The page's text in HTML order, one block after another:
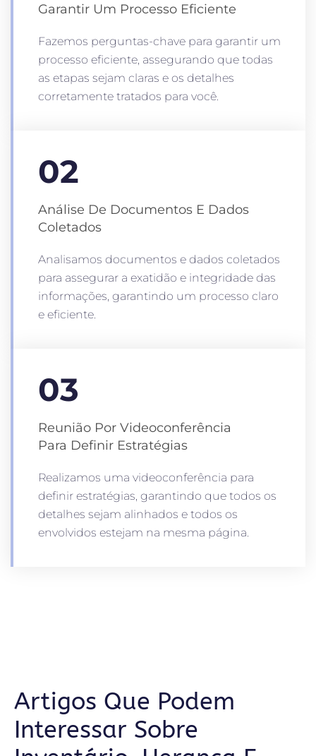
Garantir Um Processo Eficiente
Fazemos perguntas-chave para garantir um
processo eficiente, assegurando que todas
as etapas sejam claras e os detalhes
corretamente tratados para você.
02
Análise De Documentos E Dados
Coletados
Analisamos documentos e dados coletados
para assegurar a exatidão e integridade das
informações, garantindo um processo claro
e eficiente.
03
Reunião Por Videoconferência
Para Definir Estratégias
Realizamos uma videoconferência para
definir estratégias, garantindo que todos os
detalhes sejam alinhados e todos os
envolvidos estejam na mesma página.
Artigos Que Podem
Interessar Sobre